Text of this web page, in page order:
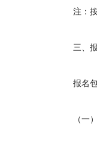
注：
三、
报名
（一